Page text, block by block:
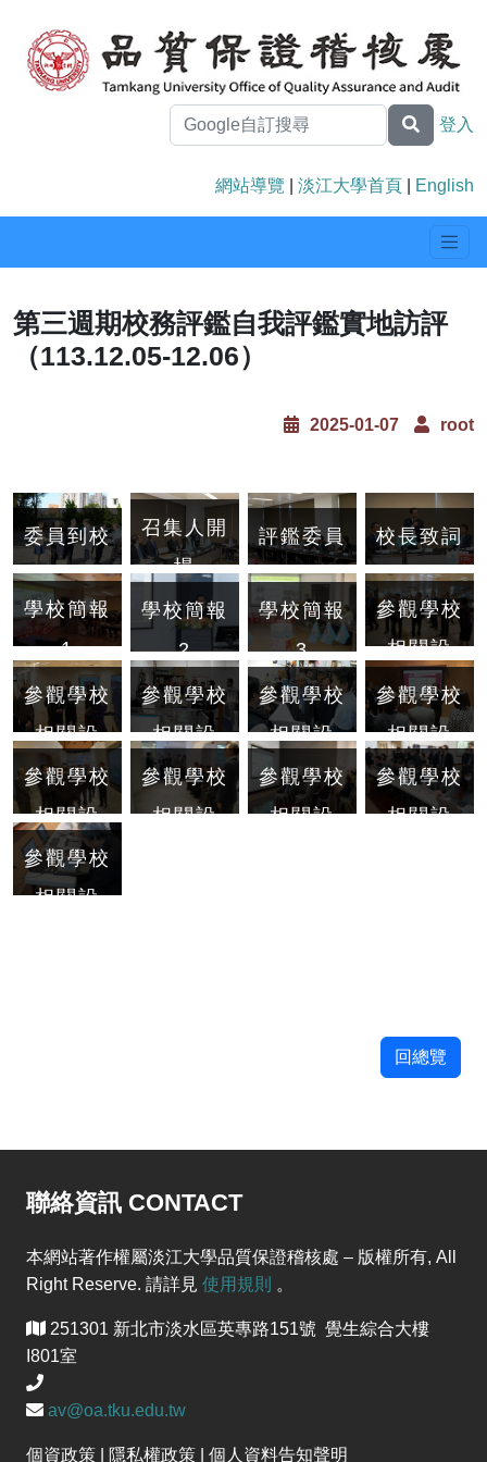
登入
網站導覽 淡江大學首頁 English
第三週期校務評鑑自我評鑑實地訪評
（113.12.05-12.06）
2025-01-07 root
委員到校
召集人開
場
評鑑委員 校長致詞
學校簡報
1
學校簡報
2
學校簡報
3
參觀學校
相關設
施-覺生
紀念圖書
館1
參觀學校
相關設
施-覺生
紀念圖書
館2
參觀學校
相關設
施-視障
資源中心
參觀學校
相關設
施-視障
資源中心
參觀學校
相關設
施-AI創
智學院1
參觀學校
相關設
施-AI創
智學院2
參觀學校
相關設
參觀學校
相關設
參觀學校
相關設
參觀學校
相關設
回總覽
聯絡資訊 CONTACT
本網站著作權屬淡江大學品質保證稽核處 – 版權所有, All
Right Reserve. 請詳見 使用規則 。
251301 新北市淡水區英專路151號 覺生綜合大樓
I801室
av@oa.tku.edu.tw
個資政策 | 隱私權政策 | 個人資料告知聲明